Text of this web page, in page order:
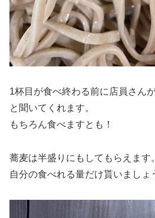
1杯目が食べ終わる前に店員さん
と聞いてくれます。
もちろん食べますとも！
蕎麦は半盛りにもしてもらえます。
自分の食べれる量だけ貰いましょ